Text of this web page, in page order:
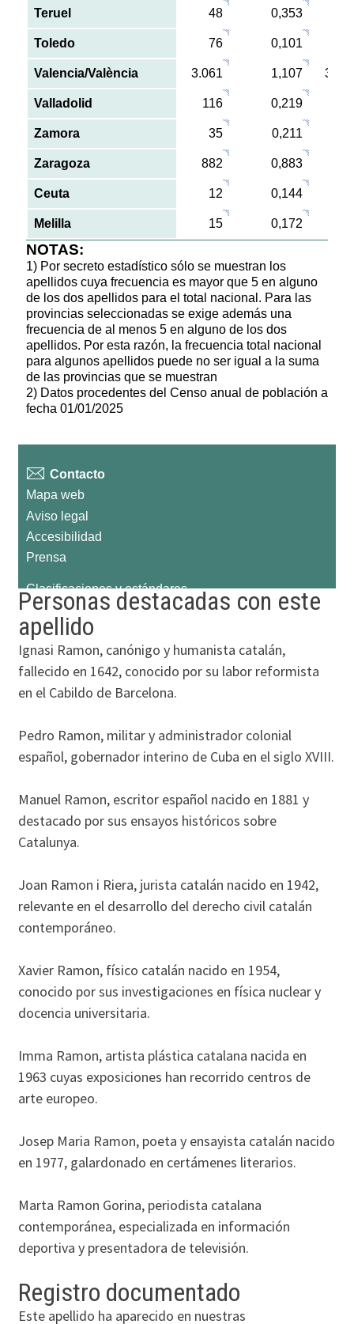
Personas destacadas con este
apellido
Ignasi Ramon, canónigo y humanista catalán,
fallecido en 1642, conocido por su labor reformista
en el Cabildo de Barcelona.
Pedro Ramon, militar y administrador colonial
español, gobernador interino de Cuba en el siglo XVIII.
Manuel Ramon, escritor español nacido en 1881 y
destacado por sus ensayos históricos sobre
Catalunya.
Joan Ramon i Riera, jurista catalán nacido en 1942,
relevante en el desarrollo del derecho civil catalán
contemporáneo.
Xavier Ramon, físico catalán nacido en 1954,
conocido por sus investigaciones en física nuclear y
docencia universitaria.
Imma Ramon, artista plástica catalana nacida en
1963 cuyas exposiciones han recorrido centros de
arte europeo.
Josep Maria Ramon, poeta y ensayista catalán nacido
en 1977, galardonado en certámenes literarios.
Marta Ramon Gorina, periodista catalana
contemporánea, especializada en información
deportiva y presentadora de televisión.
Registro documentado
Este apellido ha aparecido en nuestras